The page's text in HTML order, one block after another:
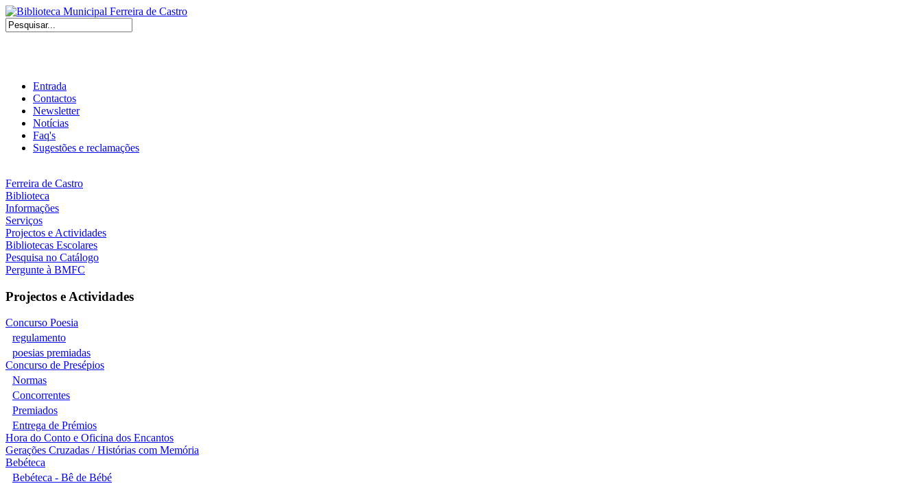
Entrada
Contactos
Newsletter
Notícias
Faq's
Sugestões e reclamações
Ferreira de Castro
Biblioteca
Informações
Serviços
Projectos e Actividades
Bibliotecas Escolares
Pesquisa no Catálogo
Pergunte à BMFC
Projectos e Actividades
Concurso Poesia
regulamento
poesias premiadas
Concurso de Presépios
Normas
Concorrentes
Premiados
Entrega de Prémios
Hora do Conto e Oficina dos Encantos
Gerações Cruzadas / Histórias com Memória
Bebéteca
Bebéteca - Bê de Bébé